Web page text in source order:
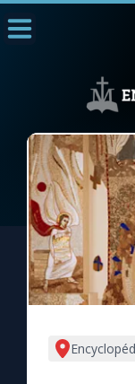
1000 Raisons
L'actualité de
La chaîne
La newsletter